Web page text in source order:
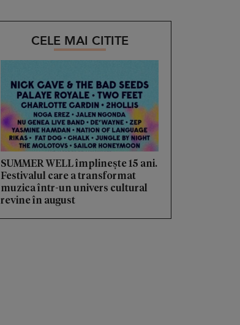
CELE MAI CITITE
SUMMER WELL împlinește 15 ani.
Festivalul care a transformat
muzica într-un univers cultural
revine în august